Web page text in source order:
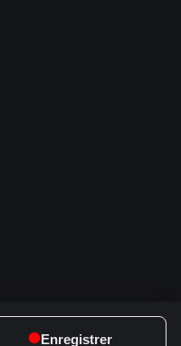
Enregistrer
2.228.1